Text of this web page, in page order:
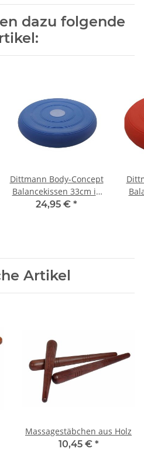
dazu folgende
Dittmann Body-Concept
Balancekissen 33cm in
blau mit Pumpe
24,95 € *
Artikel
Massagestäbchen aus Holz
10,45 € *